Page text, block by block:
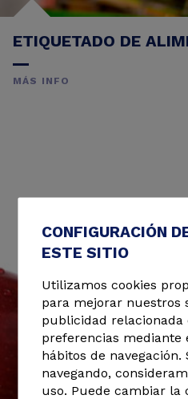
ETIQUETADO DE
MÁS INFO
CONFIGURACIÓN
ESTE SITIO
Utilizamos cookies
para mejorar nuestros
publicidad relacionada
preferencias mediante
hábitos de navegación.
navegando,
uso. Puede cambiar la